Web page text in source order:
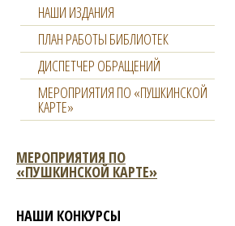
НАШИ ИЗДАНИЯ
ПЛАН РАБОТЫ БИБЛИОТЕК
ДИСПЕТЧЕР ОБРАЩЕНИЙ
МЕРОПРИЯТИЯ ПО «ПУШКИНСКОЙ
КАРТЕ»
МЕРОПРИЯТИЯ ПО
«ПУШКИНСКОЙ КАРТЕ»
НАШИ КОНКУРСЫ